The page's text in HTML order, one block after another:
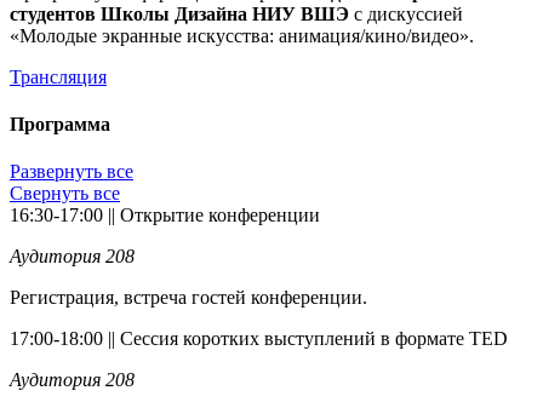
студентов Школы Дизайна НИУ ВШЭ с дискуссией
«Молодые экранные искусства: анимация/кино/видео».
Трансляция
Программа
Развернуть все
Свернуть все
16:30-17:00 || Открытие конференции
Аудитория 208
Регистрация, встреча гостей конференции.
17:00-18:00 || Сессия коротких выступлений в формате TED
Аудитория 208